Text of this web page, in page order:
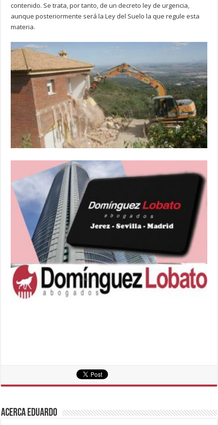
contenido. Se trata, por tanto, de un decreto ley de urgencia,
aunque posteriormente será la Ley del Suelo la que regule esta
materia.
Acerca eduardo